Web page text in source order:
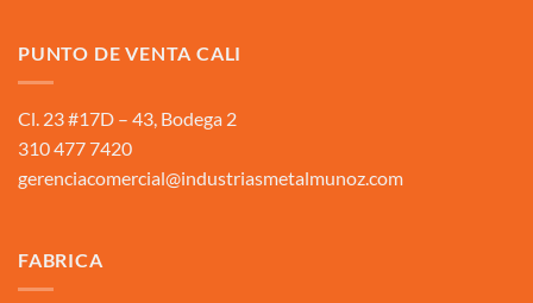
PUNTO DE VENTA CALI
Cl. 23 #17D – 43, Bodega 2
310 477 7420
gerenciacomercial@industriasmetalmunoz.com
FABRICA